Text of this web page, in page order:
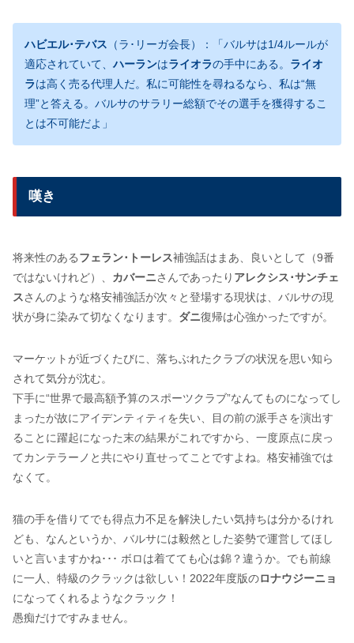
ハビエル･テバス （ラ･リーガ会長）：「バルサは1/4ルールが
適応されていて、ハーランはライオラの手中にある。 ライオ
ラは高く売る代理人だ。私に可能性を尋ねるなら、私は“無
理”と答える。バルサのサラリー総額でその選手を獲得するこ
とは不可能だよ」
嘆き
将来性のあるフェラン･トーレス補強話はまあ、良いとして（9番
ではないけれど）、 カバーニさんであったり アレクシス･サンチェ
スさんのような格安補強話が次々と登場する現状は、バルサの現
状が身に染みて切なくなります。 ダニ復帰は心強かったですが。
マーケットが近づくたびに、落ちぶれたクラブの状況を思い知ら
されて気分が沈む。
下手に“世界で最高額予算のスポーツクラブ”なんてものになってし
まったが故にアイデンティティを失い、目の前の派手さを演出す
ることに躍起になった末の結果がこれですから、一度原点に戻っ
てカンテラーノと共にやり直せってことですよね。格安補強では
なくて。
猫の手を借りてでも得点力不足を解決したい気持ちは分かるけれ
ども、なんというか、バルサには毅然とした姿勢で運営してほし
いと言いますかね･･･ ボロは着てても心は錦？違うか。でも前線
に一人、特級のクラックは欲しい！2022年度版のロナウジーニョ
になってくれるようなクラック！
愚痴だけですみません。